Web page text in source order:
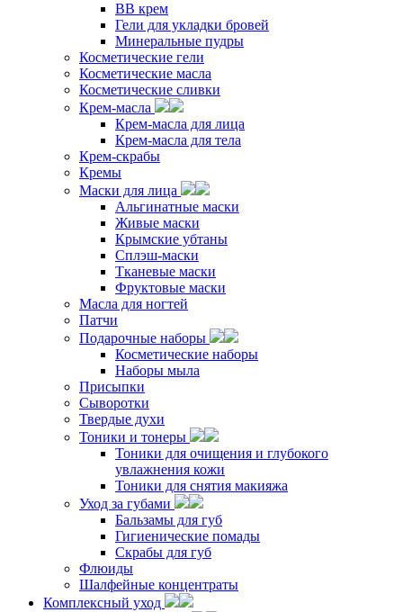
ВВ крем
Гели для укладки бровей
Минеральные пудры
Косметические гели
Косметические масла
Косметические сливки
Крем-масла
Крем-масла для лица
Крем-масла для тела
Крем-скрабы
Кремы
Маски для лица
Альгинатные маски
Живые маски
Крымские убтаны
Сплэш-маски
Тканевые маски
Фруктовые маски
Масла для ногтей
Патчи
Подарочные наборы
Косметические наборы
Наборы мыла
Присыпки
Сыворотки
Твердые духи
Тоники и тонеры
Тоники для очищения и глубокого
увлажнения кожи
Тоники для снятия макияжа
Уход за губами
Бальзамы для губ
Гигиенические помады
Скрабы для губ
Флюиды
Шалфейные концентраты
Комплексный уход